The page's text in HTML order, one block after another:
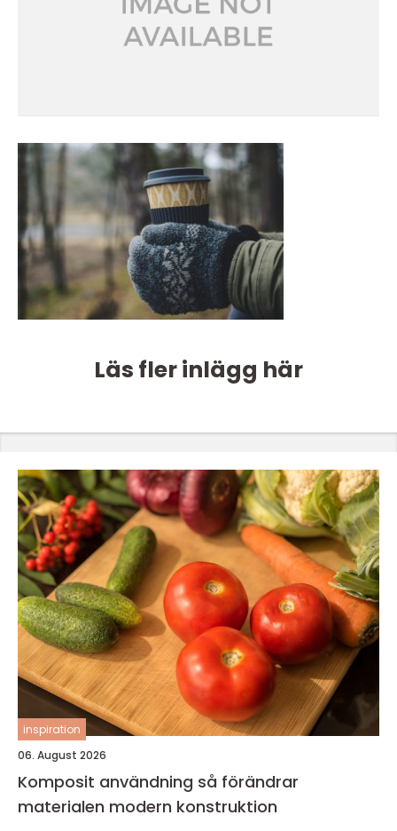
Läs fler inlägg här
inspiration
06. August 2026
Komposit användning så förändrar
materialen modern konstruktion